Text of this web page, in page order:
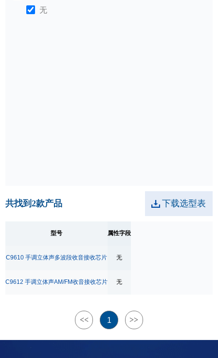
无
共找到2款产品 下载选型表
型号 属性字段
C9610 手调立体声多波段收音接收芯片 无
C9612 手调立体声AM/FM收音接收芯片 无
<< 1 >>